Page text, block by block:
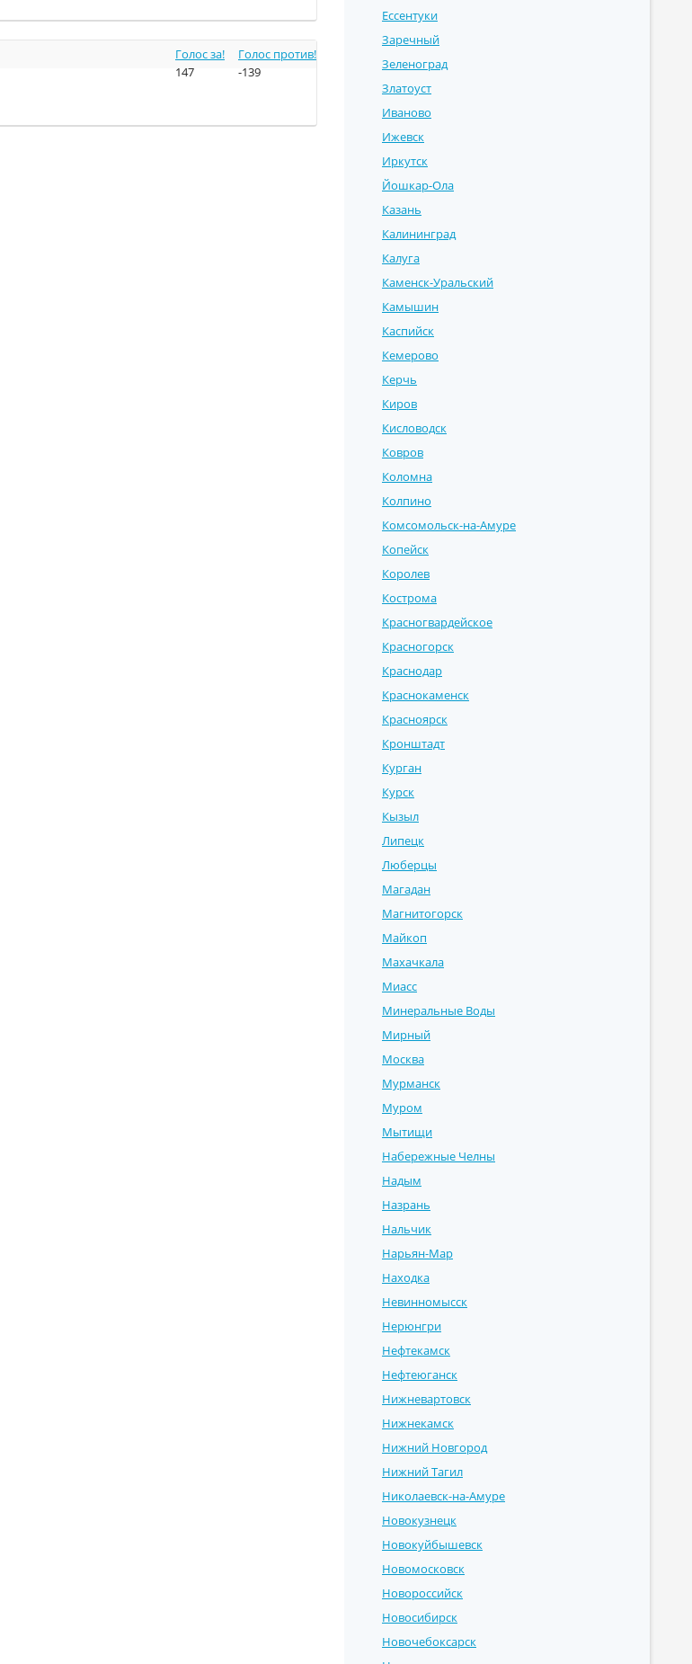
Голос за!
147
Голос против!
-139
Ессентуки
Заречный
Зеленоград
Златоуст
Иваново
Ижевск
Иркутск
Йошкар-Ола
Казань
Калининград
Калуга
Каменск-Уральский
Камышин
Каспийск
Кемерово
Керчь
Киров
Кисловодск
Ковров
Коломна
Колпино
Комсомольск-на-Амуре
Копейск
Королев
Кострома
Красногвардейское
Красногорск
Краснодар
Краснокаменск
Красноярск
Кронштадт
Курган
Курск
Кызыл
Липецк
Люберцы
Магадан
Магнитогорск
Майкоп
Махачкала
Миасс
Минеральные Воды
Мирный
Москва
Мурманск
Муром
Мытищи
Набережные Челны
Надым
Назрань
Нальчик
Нарьян-Мар
Находка
Невинномысск
Нерюнгри
Нефтекамск
Нефтеюганск
Нижневартовск
Нижнекамск
Нижний Новгород
Нижний Тагил
Николаевск-на-Амуре
Новокузнецк
Новокуйбышевск
Новомосковск
Новороссийск
Новосибирск
Новочебоксарск